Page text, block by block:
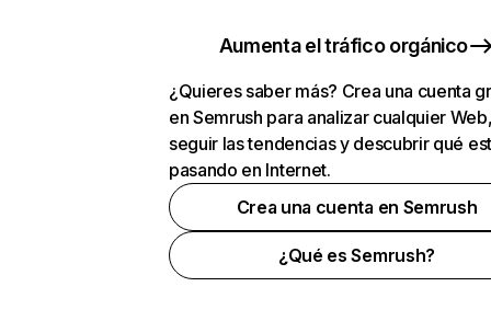
Aumenta el tráfico orgánico
¿Quieres saber más? Crea una cuenta
en Semrush para analizar cualquier
seguir las tendencias y descubrir qué
pasando en Internet.
Crea una cuenta en Semrush
¿Qué es Semrush?